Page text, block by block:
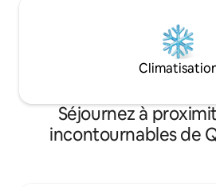
Séjournez à
incontournables de